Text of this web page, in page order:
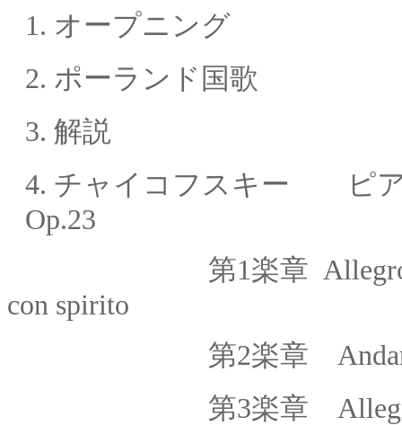
1. オープニング
2. ポーランド国歌
3. 解説
4. チャイコフスキー ピ
Op.23
第1楽章
con spirito
第2楽章
第3楽章